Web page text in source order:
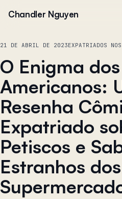
Chandler Nguyen
21 DE ABRIL DE 2023EXPATRIADOS
O Enigma
Americanos:
Resenha
Expatriado
Petiscos e
Estranhos dos